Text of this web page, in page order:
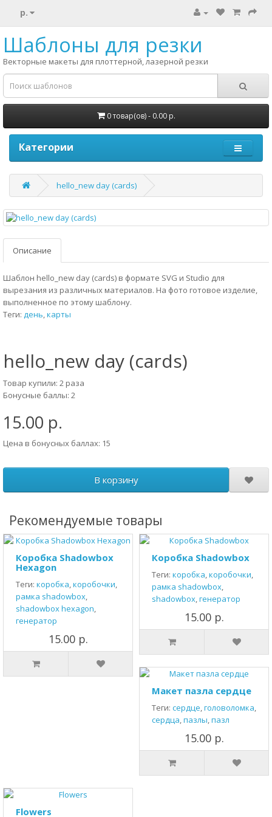
р.
Шаблоны для резки
Векторные макеты для плоттерной, лазерной резки
0 товар(ов) - 0.00 р.
Категории
hello_new day (cards)
Описание
Шаблон hello_new day (cards) в формате SVG и Studio для
вырезания из различных материалов. На фото готовое изделие,
выполненное по этому шаблону.
Теги: день,карты
hello_new day (cards)
Товар купили: 2 раза
Бонусные баллы: 2
15.00 р.
Цена в бонусных баллах: 15
В корзину
Рекомендуемые товары
Коробка Shadowbox
Hexagon
Теги: коробка,коробочки,
рамка shadowbox,
shadowbox hexagon,
генератор
15.00 р.
Коробка Shadowbox
Теги: коробка,коробочки,
рамка shadowbox,
shadowbox,генератор
15.00 р.
Макет пазла сердце
Теги: сердце,головоломка,
сердца,пазлы,пазл
15.00 р.
Flowers